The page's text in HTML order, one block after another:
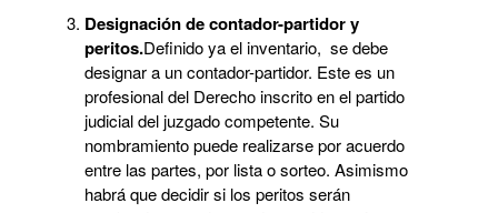
Designación de contador-partidor y
peritos.Definido ya el inventario, se debe
designar a un contador-partidor. Este es un
profesional del Derecho inscrito en el partido
judicial del juzgado competente. Su
nombramiento puede realizarse por acuerdo
entre las partes, por lista o sorteo. Asimismo
habrá que decidir si los peritos serán